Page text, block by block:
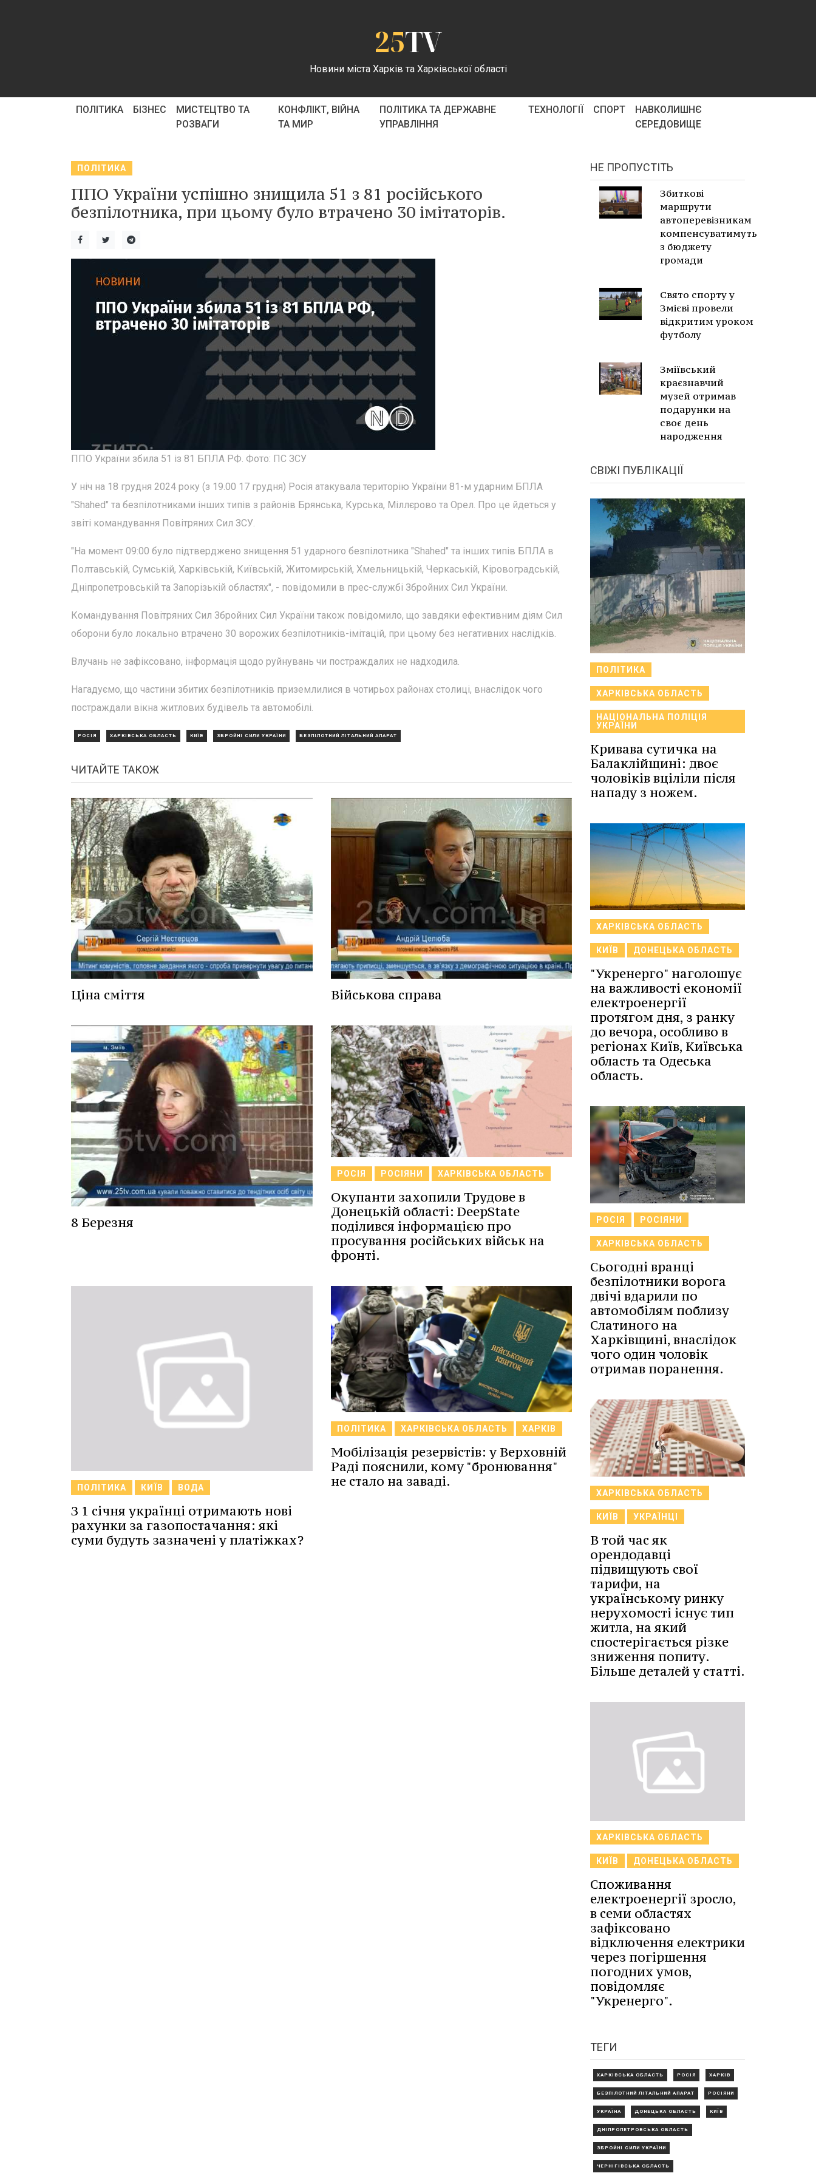
25TV
Новини міста Харків та Харківської області
ПОЛІТИКА БІЗНЕС
МИСТЕЦТВО ТА
РОЗВАГИ
КОНФЛІКТ, ВІЙНА
ТА МИР
ПОЛІТИКА ТА ДЕРЖАВНЕ
УПРАВЛІННЯ
ТЕХНОЛОГІЇ СПОРТ
НАВКОЛИШНЄ
СЕРЕДОВИЩЕ
ПОЛІТИКА
ППО України успішно знищила 51 з 81 російського
безпілотника, при цьому було втраченo 30 імітаторів.
ППО України збила 51 із 81 БПЛА РФ. Фото: ПС ЗСУ
У ніч на 18 грудня 2024 року (з 19.00 17 грудня) Росія атакувала територію України 81-м ударним БПЛА
"Shahed" та безпілотниками інших типів з районів Брянська, Курська, Міллєрово та Орел. Про це йдеться у
звіті командування Повітряних Сил ЗСУ.
"На момент 09:00 було підтверджено знищення 51 ударного безпілотника "Shahed" та інших типів БПЛА в
Полтавській, Сумській, Харківській, Київській, Житомирській, Хмельницькій, Черкаській, Кіровоградській,
Дніпропетровській та Запорізькій областях", - повідомили в прес-службі Збройних Сил України.
Командування Повітряних Сил Збройних Сил України також повідомило, що завдяки ефективним діям Сил
оборони було локально втрачено 30 ворожих безпілотників-імітацій, при цьому без негативних наслідків.
Влучань не зафіксовано, інформація щодо руйнувань чи постраждалих не надходила.
Нагадуємо, що частини збитих безпілотників приземлилися в чотирьох районах столиці, внаслідок чого
постраждали вікна житлових будівель та автомобілі.
РОСІЯ ХАРКІВСЬКА ОБЛАСТЬ КИЇВ ЗБРОЙНІ СИЛИ УКРАЇНИ БЕЗПІЛОТНИЙ ЛІТАЛЬНИЙ АПАРАТ
ЧИТАЙТЕ ТАКОЖ
Ціна сміття Військова справа
8 Березня
РОСІЯ РОСІЯНИ ХАРКІВСЬКА ОБЛАСТЬ
Окупанти захопили Трудове в
Донецькій області: DeepState
поділився інформацією про
просування російських військ на
фронті.
ПОЛІТИКА КИЇВ ВОДА
З 1 січня українці отримають нові
рахунки за газопостачання: які
суми будуть зазначені у платіжках?
ПОЛІТИКА ХАРКІВСЬКА ОБЛАСТЬ ХАРКІВ
Мобілізація резервістів: у Верховній
Раді пояснили, кому "бронювання"
не стало на заваді.
НЕ ПРОПУСТІТЬ
Збиткові
маршрути
автоперевізникам
компенсуватимуть
з бюджету
громади
Свято спорту у
Змієві провели
відкритим уроком
футболу
Зміївський
краєзнавчий
музей отримав
подарунки на
своє день
народження
СВІЖІ ПУБЛІКАЦІЇ
ПОЛІТИКА
ХАРКІВСЬКА ОБЛАСТЬ
НАЦІОНАЛЬНА ПОЛІЦІЯ
УКРАЇНИ
Кривава сутичка на
Балаклійщині: двоє
чоловіків вціліли після
нападу з ножем.
ХАРКІВСЬКА ОБЛАСТЬ
КИЇВ ДОНЕЦЬКА ОБЛАСТЬ
"Укренерго" наголошує
на важливості економії
електроенергії
протягом дня, з ранку
до вечора, особливо в
регіонах Київ, Київська
область та Одеська
область.
РОСІЯ РОСІЯНИ
ХАРКІВСЬКА ОБЛАСТЬ
Сьогодні вранці
безпілотники ворога
двічі вдарили по
автомобілям поблизу
Слатиного на
Харківщині, внаслідок
чого один чоловік
отримав поранення.
ХАРКІВСЬКА ОБЛАСТЬ
КИЇВ УКРАЇНЦІ
В той час як
орендодавці
підвищують свої
тарифи, на
українському ринку
нерухомості існує тип
житла, на який
спостерігається різке
зниження попиту.
Більше деталей у статті.
ХАРКІВСЬКА ОБЛАСТЬ
КИЇВ ДОНЕЦЬКА ОБЛАСТЬ
Споживання
електроенергії зросло,
в семи областях
зафіксовано
відключення електрики
через погіршення
погодних умов,
повідомляє
"Укренерго".
ТЕГИ
ХАРКІВСЬКА ОБЛАСТЬ РОСІЯ ХАРКІВ
БЕЗПІЛОТНИЙ ЛІТАЛЬНИЙ АПАРАТ РОСІЯНИ
УКРАЇНА ДОНЕЦЬКА ОБЛАСТЬ КИЇВ
ДНІПРОПЕТРОВСЬКА ОБЛАСТЬ
ЗБРОЙНІ СИЛИ УКРАЇНИ
ЧЕРНІГІВСЬКА ОБЛАСТЬ